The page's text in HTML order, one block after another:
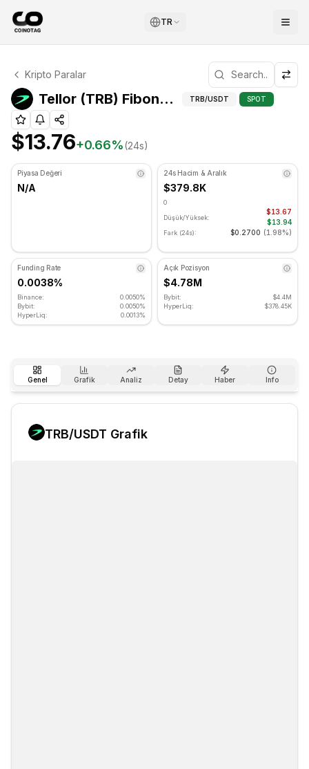
TR
Tellor Teknik Analizi
Tellor şu anda $13.76 seviyesinde işlem görüyor. RSI
Kripto Paralar
Tellor (TRB) Fibonacci Seviyeleri Tellor
TRB/USDT SPOT
$13.76+0.66%(24s)
Piyasa Değeri
N/A
24s Hacim & Aralık
$379.8K
0
Düşük/Yüksek:
$13.67
$13.94
Fark (24s): $0.2700 (1.98%)
Funding Rate
0.0038%
Binance:
0.0050%
Bybit:
0.0050%
HyperLiq:
0.0013%
Açık Pozisyon
$4.78M
Bybit:
$4.4M
HyperLiq:
$378.45K
Genel Grafik Analiz Detay Haber Info
TRB/USDT Grafik